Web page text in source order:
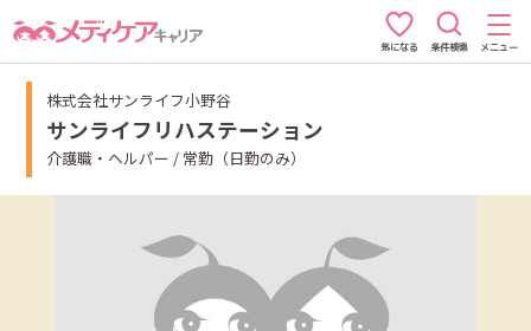
気になる 条件検索 メニュー
株式会社サンライフ小野谷
サンライフリハステーション
介護職・ヘルパー / 常勤（日勤のみ）